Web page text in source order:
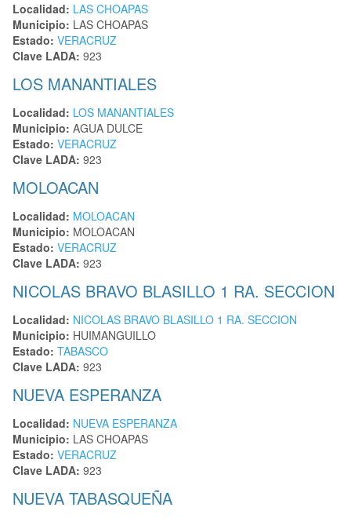
Localidad: LAS CHOAPAS
Municipio: LAS CHOAPAS
Estado: VERACRUZ
Clave LADA: 923
LOS MANANTIALES
Localidad: LOS MANANTIALES
Municipio: AGUA DULCE
Estado: VERACRUZ
Clave LADA: 923
MOLOACAN
Localidad: MOLOACAN
Municipio: MOLOACAN
Estado: VERACRUZ
Clave LADA: 923
NICOLAS BRAVO BLASILLO 1 RA. SECCION
Localidad: NICOLAS BRAVO BLASILLO 1 RA. SECCION
Municipio: HUIMANGUILLO
Estado: TABASCO
Clave LADA: 923
NUEVA ESPERANZA
Localidad: NUEVA ESPERANZA
Municipio: LAS CHOAPAS
Estado: VERACRUZ
Clave LADA: 923
NUEVA TABASQUEÑA